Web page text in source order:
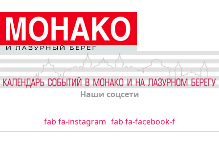
Наши соцсети
fab fa-instagram fab fa-facebook-f